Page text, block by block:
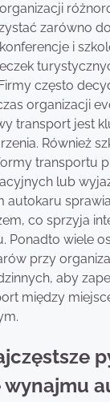
zarówno
i
często
organizacji
transport jest
Również
transportu
lub
autokaru
co sprzyja
Ponadto wiele
przy
aby
między